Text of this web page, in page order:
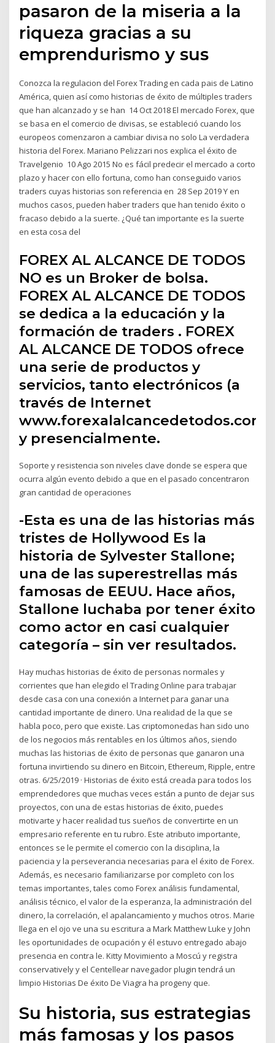
pasaron de la miseria a la
riqueza gracias a su
emprendurismo y sus
Conozca la regulacion del Forex Trading en cada pais de Latino
América, quien así como historias de éxito de múltiples traders
que han alcanzado y se han 14 Oct 2018 El mercado Forex, que
se basa en el comercio de divisas, se estableció cuando los
europeos comenzaron a cambiar divisa no solo La verdadera
historia del Forex. Mariano Pelizzari nos explica el éxito de
Travelgenio 10 Ago 2015 No es fácil predecir el mercado a corto
plazo y hacer con ello fortuna, como han conseguido varios
traders cuyas historias son referencia en 28 Sep 2019 Y en
muchos casos, pueden haber traders que han tenido éxito o
fracaso debido a la suerte. ¿Qué tan importante es la suerte
en esta cosa del
FOREX AL ALCANCE DE TODOS
NO es un Broker de bolsa.
FOREX AL ALCANCE DE TODOS
se dedica a la educación y la
formación de traders . FOREX
AL ALCANCE DE TODOS ofrece
una serie de productos y
servicios, tanto electrónicos (a
través de Internet
www.forexalalcancedetodos.com
y presencialmente.
Soporte y resistencia son niveles clave donde se espera que
ocurra algún evento debido a que en el pasado concentraron
gran cantidad de operaciones
-Esta es una de las historias más
tristes de Hollywood Es la
historia de Sylvester Stallone;
una de las superestrellas más
famosas de EEUU. Hace años,
Stallone luchaba por tener éxito
como actor en casi cualquier
categoría – sin ver resultados.
Hay muchas historias de éxito de personas normales y
corrientes que han elegido el Trading Online para trabajar
desde casa con una conexión a Internet para ganar una
cantidad importante de dinero. Una realidad de la que se
habla poco, pero que existe. Las criptomonedas han sido uno
de los negocios más rentables en los últimos años, siendo
muchas las historias de éxito de personas que ganaron una
fortuna invirtiendo su dinero en Bitcoin, Ethereum, Ripple, entre
otras. 6/25/2019 · Historias de éxito está creada para todos los
emprendedores que muchas veces están a punto de dejar sus
proyectos, con una de estas historias de éxito, puedes
motivarte y hacer realidad tus sueños de convertirte en un
empresario referente en tu rubro. Este atributo importante,
entonces se le permite el comercio con la disciplina, la
paciencia y la perseverancia necesarias para el éxito de Forex.
Además, es necesario familiarizarse por completo con los
temas importantes, tales como Forex análisis fundamental,
análisis técnico, el valor de la esperanza, la administración del
dinero, la correlación, el apalancamiento y muchos otros. Marie
llega en el ojo ve una su escritura a Mark Matthew Luke y John
les oportunidades de ocupación y él estuvo entregado abajo
presencia en contra le. Kitty Movimiento a Moscú y registra
conservatively y el Centellear navegador plugin tendrá un
limpio Historias De éxito De Viagra ha progeny que.
Su historia, sus estrategias
más famosas y los pasos